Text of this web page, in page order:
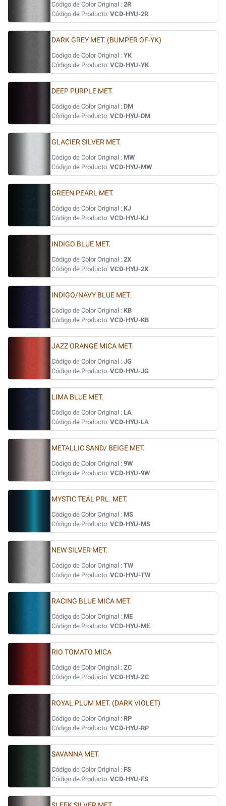
Código de Color Original : 2R
Código de Producto: VCD-HYU-2R
DARK GREY MET. (BUMPER OF-YK)
Código de Color Original : YK
Código de Producto: VCD-HYU-YK
DEEP PURPLE MET.
Código de Color Original : DM
Código de Producto: VCD-HYU-DM
GLACIER SILVER MET.
Código de Color Original : MW
Código de Producto: VCD-HYU-MW
GREEN PEARL MET.
Código de Color Original : KJ
Código de Producto: VCD-HYU-KJ
INDIGO BLUE MET.
Código de Color Original : 2X
Código de Producto: VCD-HYU-2X
INDIGO/NAVY BLUE MET.
Código de Color Original : KB
Código de Producto: VCD-HYU-KB
JAZZ ORANGE MICA MET.
Código de Color Original : JG
Código de Producto: VCD-HYU-JG
LIMA BLUE MET.
Código de Color Original : LA
Código de Producto: VCD-HYU-LA
METALLIC SAND/ BEIGE MET.
Código de Color Original : 9W
Código de Producto: VCD-HYU-9W
MYSTIC TEAL PRL. MET.
Código de Color Original : MS
Código de Producto: VCD-HYU-MS
NEW SILVER MET.
Código de Color Original : TW
Código de Producto: VCD-HYU-TW
RACING BLUE MICA MET.
Código de Color Original : ME
Código de Producto: VCD-HYU-ME
RIO TOMATO MICA
Código de Color Original : ZC
Código de Producto: VCD-HYU-ZC
ROYAL PLUM MET. (DARK VIOLET)
Código de Color Original : RP
Código de Producto: VCD-HYU-RP
SAVANNA MET.
Código de Color Original : FS
Código de Producto: VCD-HYU-FS